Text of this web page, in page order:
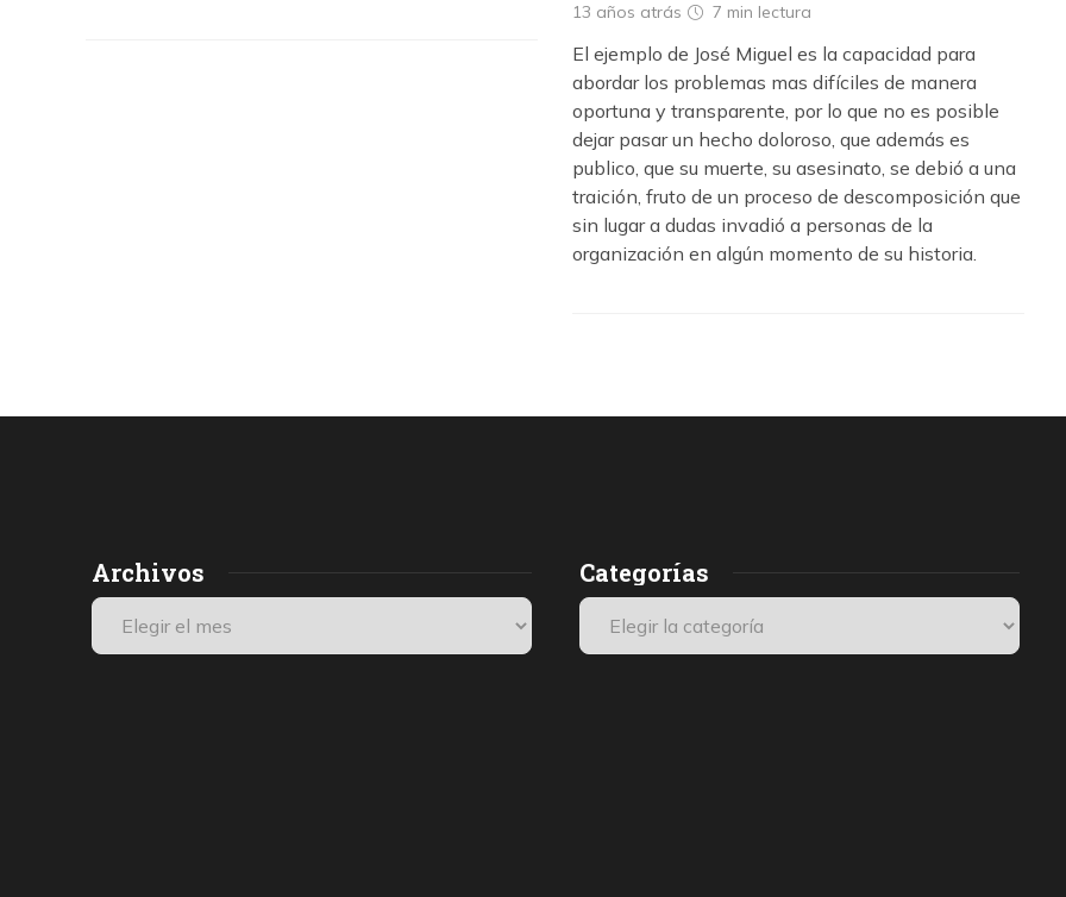
13 años atrás
7 min lectura
El ejemplo de José Miguel es la capacidad para
abordar los problemas mas difíciles de manera
oportuna y transparente, por lo que no es posible
dejar pasar un hecho doloroso, que además es
publico, que su muerte, su asesinato, se debió a una
traición, fruto de un proceso de descomposición que
sin lugar a dudas invadió a personas de la
organización en algún momento de su historia.
Archivos Categorías